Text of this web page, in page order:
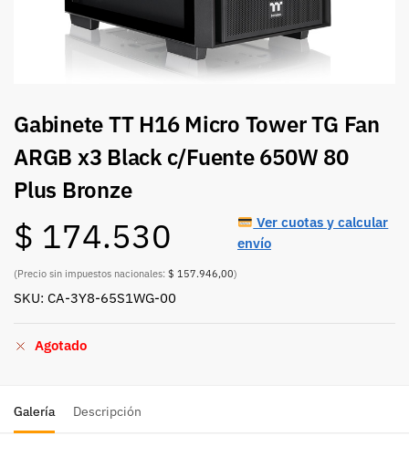
Gabinete TT H16 Micro Tower TG Fan
ARGB x3 Black c/Fuente 650W 80
Plus Bronze
$ 174.530
(Precio sin impuestos nacionales: $ 157.946,00)
Ver cuotas y calcular
envío
SKU: CA-3Y8-65S1WG-00
Agotado
Galería Descripción